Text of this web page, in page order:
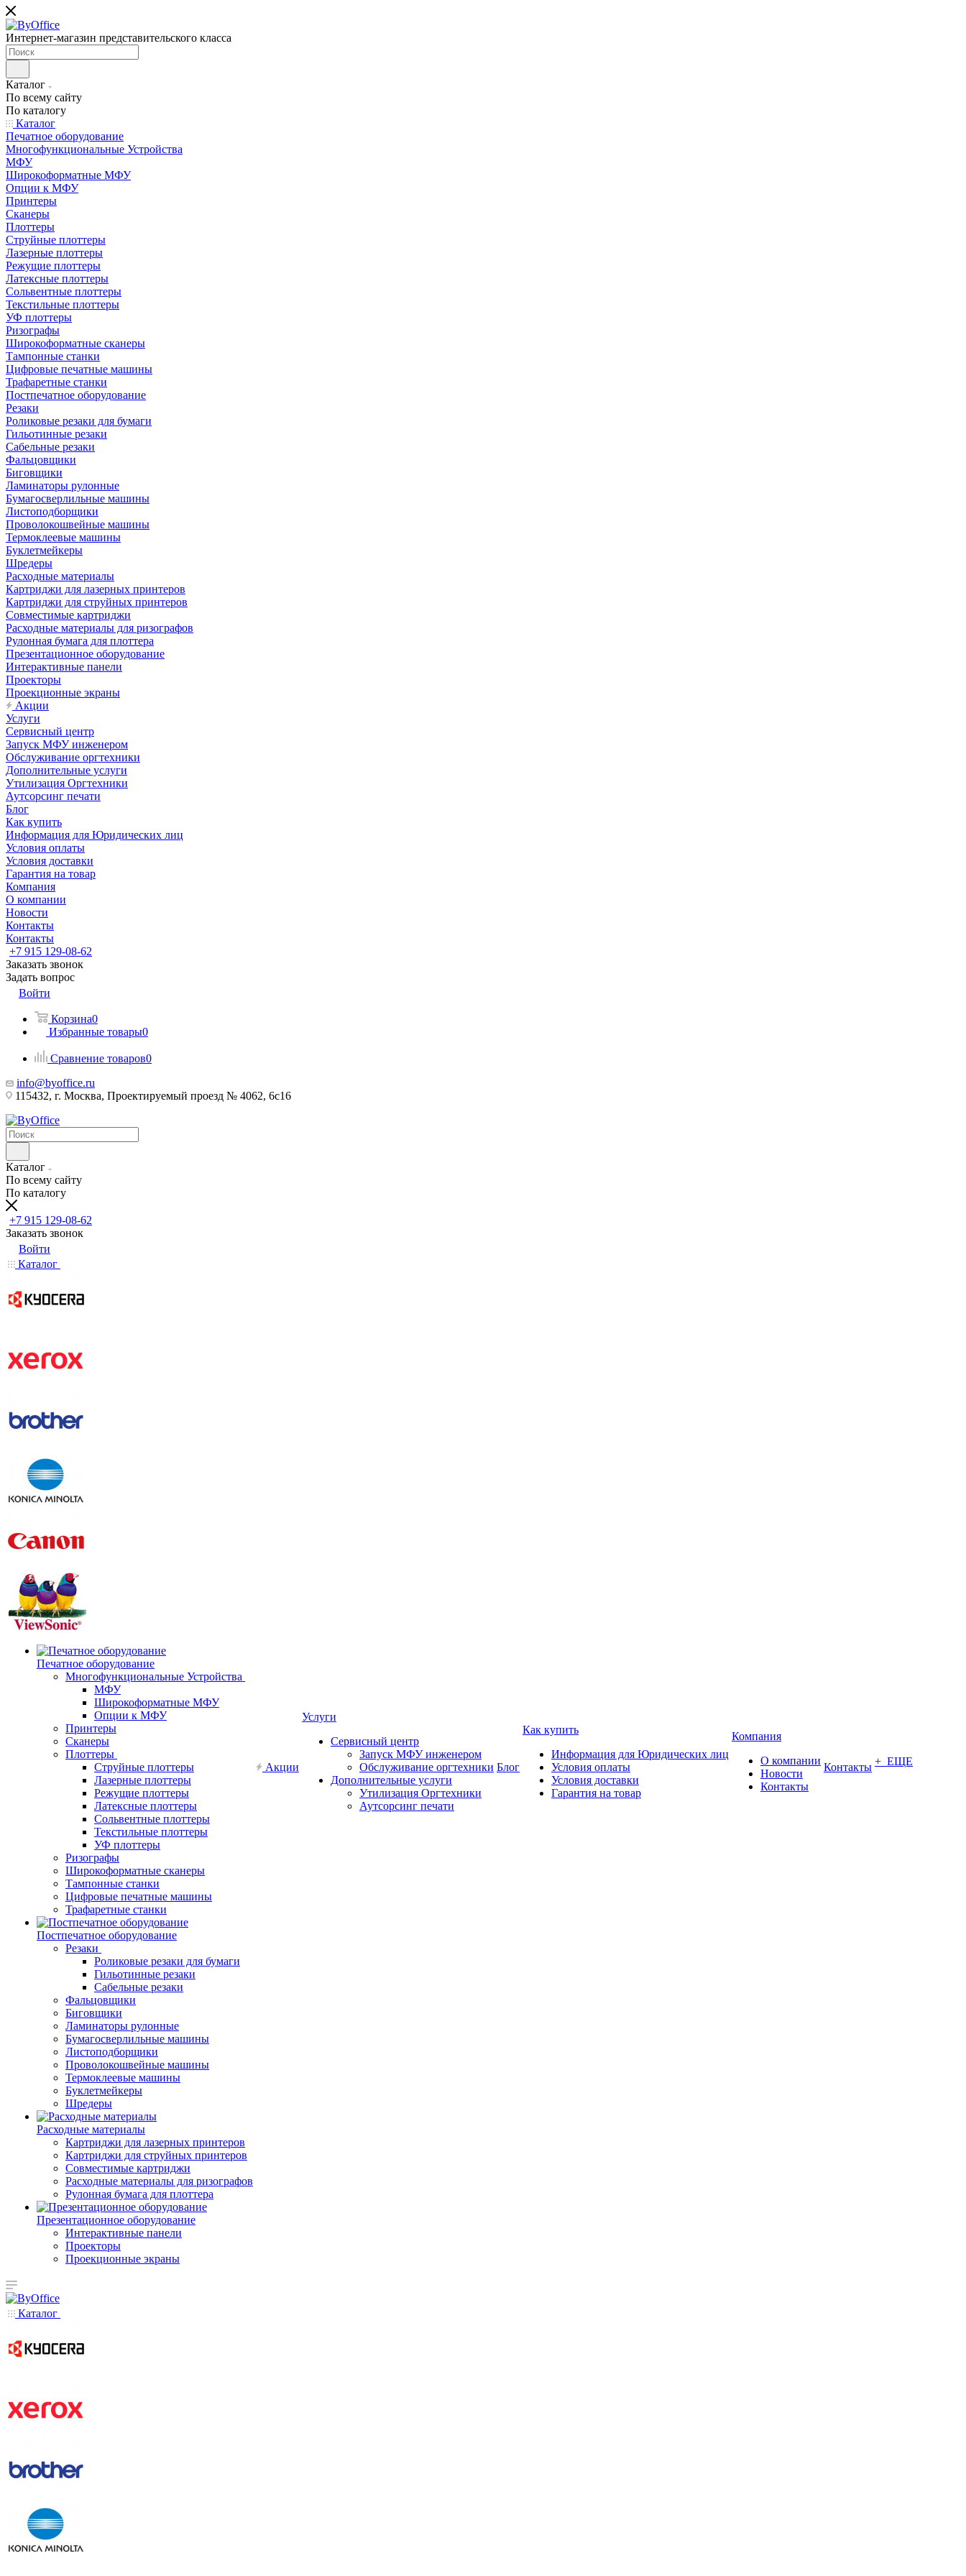
Интернет-магазин представительского класса
Каталог
По всему сайту
По каталогу
Каталог
Печатное оборудование
Многофункциональные Устройства
МФУ
Широкоформатные МФУ
Опции к МФУ
Принтеры
Сканеры
Плоттеры
Струйные плоттеры
Лазерные плоттеры
Режущие плоттеры
Латексные плоттеры
Сольвентные плоттеры
Текстильные плоттеры
УФ плоттеры
Ризографы
Широкоформатные сканеры
Тампонные станки
Цифровые печатные машины
Трафаретные станки
Постпечатное оборудование
Резаки
Роликовые резаки для бумаги
Гильотинные резаки
Сабельные резаки
Фальцовщики
Биговщики
Ламинаторы рулонные
Бумагосверлильные машины
Листоподборщики
Проволокошвейные машины
Термоклеевые машины
Буклетмейкеры
Шредеры
Расходные материалы
Картриджи для лазерных принтеров
Картриджи для струйных принтеров
Совместимые картриджи
Расходные материалы для ризографов
Рулонная бумага для плоттера
Презентационное оборудование
Интерактивные панели
Проекторы
Проекционные экраны
Акции
Услуги
Сервисный центр
Запуск МФУ инженером
Обслуживание оргтехники
Дополнительные услуги
Утилизация Оргтехники
Аутсорсинг печати
Блог
Как купить
Информация для Юридических лиц
Условия оплаты
Условия доставки
Гарантия на товар
Компания
О компании
Новости
Контакты
Контакты
+7 915 129-08-62
Заказать звонок
Задать вопрос
Войти
Корзина0
Избранные товары0
Сравнение товаров0
info@byoffice.ru
115432, г. Москва, Проектируемый проезд № 4062, 6с16
Каталог
По всему сайту
По каталогу
+7 915 129-08-62
Заказать звонок
Войти
Каталог
Печатное оборудование
Многофункциональные Устройства
МФУ
Широкоформатные МФУ
Опции к МФУ
Принтеры
Сканеры
Плоттеры
Струйные плоттеры
Лазерные плоттеры
Режущие плоттеры
Латексные плоттеры
Сольвентные плоттеры
Текстильные плоттеры
УФ плоттеры
Ризографы
Широкоформатные сканеры
Тампонные станки
Цифровые печатные машины
Трафаретные станки
Постпечатное оборудование
Резаки
Роликовые резаки для бумаги
Гильотинные резаки
Сабельные резаки
Фальцовщики
Биговщики
Ламинаторы рулонные
Бумагосверлильные машины
Листоподборщики
Проволокошвейные машины
Термоклеевые машины
Буклетмейкеры
Шредеры
Расходные материалы
Картриджи для лазерных принтеров
Картриджи для струйных принтеров
Совместимые картриджи
Расходные материалы для ризографов
Рулонная бумага для плоттера
Презентационное оборудование
Интерактивные панели
Проекторы
Проекционные экраны
Акции
Услуги
Сервисный центр
Запуск МФУ инженером
Обслуживание оргтехники
Дополнительные услуги
Утилизация Оргтехники
Аутсорсинг печати
Блог
Как купить
Информация для Юридических лиц
Условия оплаты
Условия доставки
Гарантия на товар
Компания
О компании
Новости
Контакты
Контакты + ЕЩЕ
Каталог